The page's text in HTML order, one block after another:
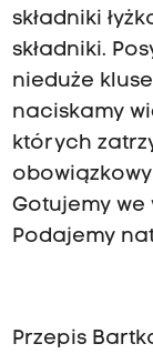
składniki
składniki.
nieduże
naciskamy
których
Gotujemy we
Podajemy
Przepis